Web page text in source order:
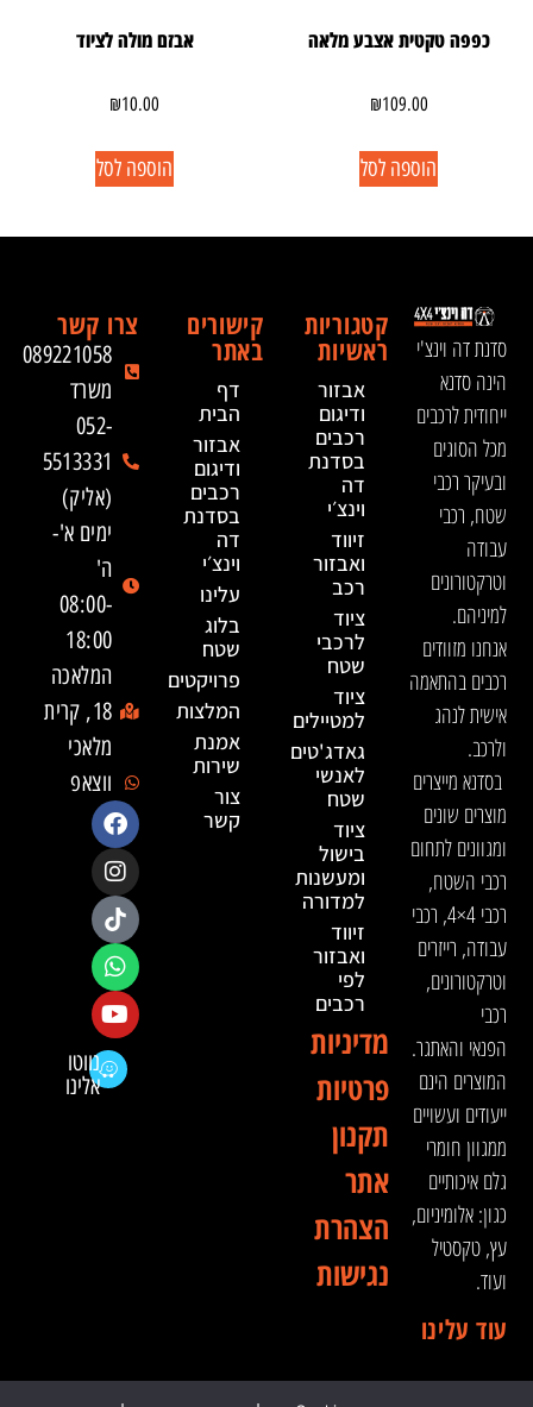
כפפה טקטית אצבע מלאה
₪109.00
הוספה לסל
אבזם מולה לציוד
₪10.00
הוספה לסל
סדנת דה וינצ'י
הינה סדנא
ייחודית לרכבים
מכל הסוגים
ובעיקר רכבי
שטח, רכבי
עבודה
וטרקטורונים
למיניהם.
אנחנו מזוודים
רכבים בהתאמה
אישית לנהג
ולרכב.
בסדנא מייצרים
מוצרים שונים
ומגוונים לתחום
רכבי השטח,
רכבי 4×4, רכבי
עבודה, רייזרים
וטרקטורונים,
רכבי
הפנאי והאתגר.
המוצרים הינם
ייעודים ועשויים
ממגוון חומרי
גלם איכותיים
כגון: אלומיניום,
עץ, טקסטיל
ועוד.
עוד עלינו
קטגוריות
ראשיות
אבזור
ודיגום
רכבים
בסדנת
דה
וינצ׳י
זיווד
ואבזור
רכב
ציוד
לרכבי
שטח
ציוד
למטיילים
גאדג'טים
לאנשי
שטח
ציוד
בישול
ומעשנות
למדורה
זיווד
ואבזור
לפי
רכבים
מדיניות
פרטיות
תקנון
אתר
הצהרת
נגישות
קישורים
באתר
דף
הבית
אבזור
ודיגום
רכבים
בסדנת
דה
וינצ׳י
עלינו
בלוג
שטח
פרויקטים
המלצות
אמנת
שירות
צור
קשר
צרו קשר
089221058
משרד
052-
5513331
(אליק)
ימים א'-
ה'
08:00-
18:00
המלאכה
18, קרית
מלאכי
ווצאפ
נווטו
אלינו